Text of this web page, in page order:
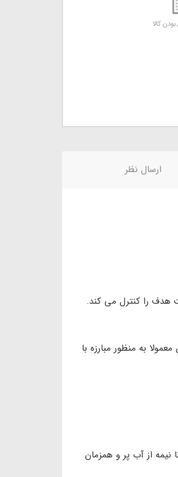
کالا
ارسال نظر
هدف را کنترل می کند.
به منظور مبارزه با
از آب پر و همزمان